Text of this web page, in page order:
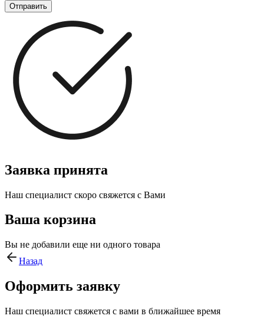
Отправить
Заявка принята
Наш специалист скоро свяжется с Вами
Ваша корзина
Вы не добавили еще ни одного товара
Назад
Оформить заявку
Наш специалист свяжется с вами в ближайшее время